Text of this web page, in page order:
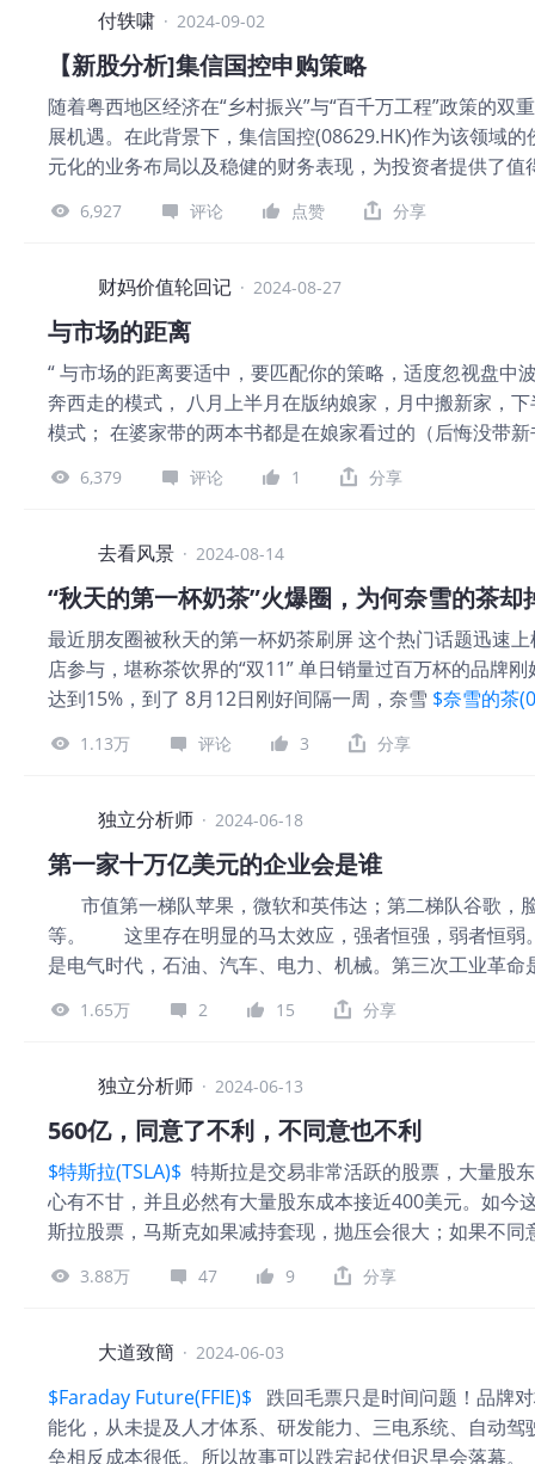
值。 风险与收益 ：虽然美的集团基本面稳健，但市场
应充分评估自身风险承受能力，并考虑分散投资以降低
道自 2024 年 4 月 23 日上市以来，股价表现不佳，市
单，但业绩颓势难以抵消市场的负面情绪。 结论： 茶
资者应密切关注公司未来的财务报告和市场动态，目前
投资建议。股市有风险，投资需谨慎。
付轶啸 · 2024-09-02
【新股分析]集信国控申购策略
随着粤西地区经济在“乡村振兴”与“百千万工程”政策的
展机遇。在此背景下，集信国控(08629.HK)作为该领域
元化的业务布局以及稳健的财务表现，为投资者提供了
信国控检测检验有限公司，是一家总部位于广东茂名信
检验领域，业务涵盖地基基础、建筑材料、建筑结构等
在国家政策的大力支持下，三线及以下城市的经济发展
场主要由本地化小微企业构成，竞争格局分散，为集信
着“乡村振兴”战略的深入实施，农村基础设施建设加速
国控近年来实现了财务数据的稳步增长。根据招股书，
司承诺在维持营运资金健康的前提下，每年向股东分派
为罕见，对投资者具有较大吸引力。 从估值角度看，假
款项净额约为5440万港元，将主要用于业务拓展、市场
及稳健的财务表现，集信国控的估值具有一定的合理性
6,927 评论 点赞 分享
财妈价值轮回记 · 2024-08-27
与市场的距离
“ 与市场的距离要适中，要匹配你的策略，适度忽视盘中
奔西走的模式， 八月上半月在版纳娘家，月中搬新家，
模式； 在婆家带的两本书都是在娘家看过的（后悔没带
少了。 没有做交易的时间，连带着也很少看盘，离市场
说要跟市场保持一定的距离的视频，今天就来谈谈自己
跟市场你不能走得太近了，尤其是做中长线的交易的。
说你盯盘不能盯的太紧了，一直跟着这个行情来回的，
不时的知道自己，比如说今天的亏损底线在哪，比如说
可以就是稍微的去忽略一下。 这段话告诉我们，与市场
损止盈位置。 也就是能保持内心宁静的距离。 02—适中
两个： 1、策略及主周期 与市场保持多近的距离主要是
或者月，波段策略盯盘周期可能为日或者1小时。 不能
你需要结合整体来看看是否出现符合你策略的关键点；
6,379 评论 1 分享
去看风景 · 2024-08-14
“秋天的第一杯奶茶”火爆圈，为何奈雪的茶却
最近朋友圈被秋天的第一杯奶茶刷屏 这个热门话题迅速
店参与，堪称茶饮界的“双11” 单日销量过百万杯的品牌
达到15%，到了 8月12日刚好间隔一周，奈雪 $奈雪的茶
在股价和巅峰期相比已经十不存一 图片 奈雪的茶是怎
奈雪的商业模式和股价疲软的来龙去脉！ ...... 近期，奈
始，奈雪连续五年都在亏损，累计亏损超过53亿人民币
财报预警的公告一出，相当于告诉市场，去年就是个意
们认为，这和奈雪选择的模式有关： 奈雪是少有的以直
造茶饮品牌的社交空间文化，近年来还陆续推出了奈雪
三空间模式为新式茶饮增加了社交属性，给消费者带来
间较短，这就导致奈雪的第三空间虽然存在，却不能凭
加了成本压力，也错过了门店扩张的黄金期 其他竞争对
1.13万 评论 3 分享
独立分析师 · 2024-06-18
第一家十万亿美元的企业会是谁
市值第一梯队苹果，微软和英伟达；第二梯队谷歌，
等。 这里存在明显的马太效应，强者恒强，弱者恒弱
是电气时代，石油、汽车、电力、机械。第三次工业革
动互联网等。第四次工业革命是人工智能时代，引导这
三梯队并不容易翻身，因为他们进步时，第一梯队已
素，我仅仅是从目前的成长性来分析得出的观点而已
工业革命的时代，请把握苹果，微软和英伟达这三家企
$纳斯
1.65万 2 15 分享
独立分析师 · 2024-06-13
560亿，同意了不利，不同意也不利
$特斯拉(TSLA)$ 特斯拉是交易非常活跃的股票，大量股
心有不甘，并且必然有大量股东成本接近400美元。如
斯拉股票，马斯克如果减持套现，抛压会很大；如果不
总之被特斯拉套牢的股民不管同意不同意，都是被动的
美元，就应该烧高香了。 电动汽车企业的股价，要涨
尤其是比亚迪等电车企业都在跌，特斯拉能自己涨吗？
他们上涨不了，不要指望特斯拉自己涨。 一个企业，
由服装变为锂电池，投资风险和经营风险是非常大的，
3.88万 47 9 分享
大道致簡 · 2024-06-03
$Faraday Future(FFIE)$
跌回毛票只是时间问题！品牌
能化，从未提及人才体系、研发能力、三电系统、自动
垒相反成本很低。所以故事可以跌宕起伏但迟早会落幕。